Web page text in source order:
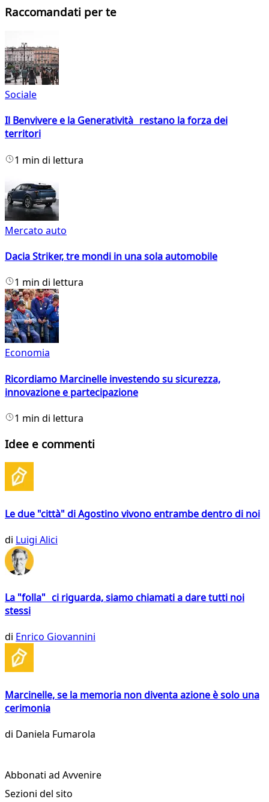
Raccomandati per te
Sociale
Il Benvivere e la Generatività restano la forza dei
territori
1 min di lettura
Mercato auto
Dacia Striker, tre mondi in una sola automobile
1 min di lettura
Economia
Ricordiamo Marcinelle investendo su sicurezza,
innovazione e partecipazione
1 min di lettura
Idee e commenti
Le due "città" di Agostino vivono entrambe dentro di noi
di Luigi Alici
La "folla" ci riguarda, siamo chiamati a dare tutti noi
stessi
di Enrico Giovannini
Marcinelle, se la memoria non diventa azione è solo una
cerimonia
di Daniela Fumarola
Abbonati ad Avvenire
Sezioni del sito